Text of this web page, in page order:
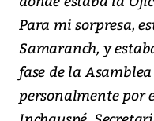
Para mi sorpresa,
Samaranch, y
fase de la
personalmente por